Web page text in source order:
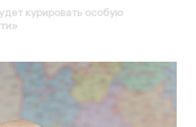
курировать особую